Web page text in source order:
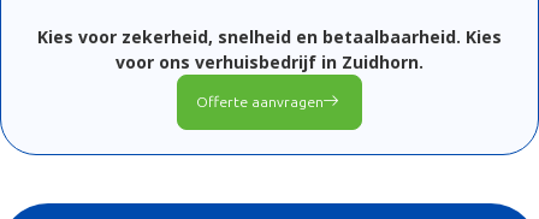
Kies voor zekerheid, snelheid en betaalbaarheid. Kies
voor ons verhuisbedrijf in Zuidhorn.
Offerte aanvragen